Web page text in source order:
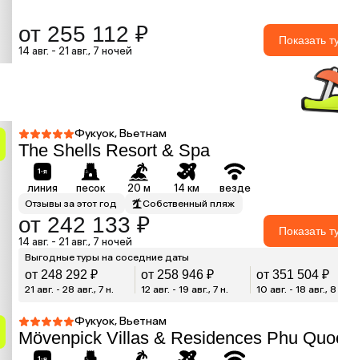
от 255 112 ₽
14 авг. - 21 авг., 7 ночей
Показать
Фукуок, Вьетнам
The Shells Resort & Spa
линия песок 20 м 14 км везде
Отзывы за этот год Собственный пляж
от 242 133 ₽
14 авг. - 21 авг., 7 ночей
Показать
Выгодные туры на соседние даты
от 248 292 ₽
21 авг. - 28 авг., 7 н.
от 258 946 ₽
12 авг. - 19 авг., 7 н.
от 351 504 ₽
10 авг. - 18 авг.,
Фукуок, Вьетнам
Mövenpick Villas & Residences Phu